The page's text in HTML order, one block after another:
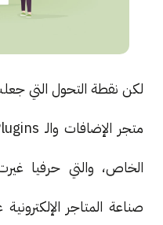
لكن نقطة التحول التي
الخاص، والتي حرفيا
صناعة المتاجر